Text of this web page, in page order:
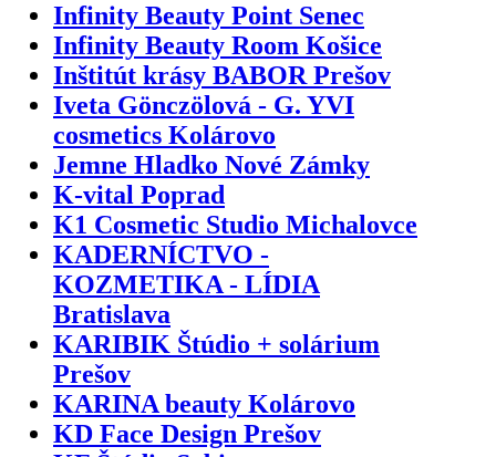
Infinity Beauty Point Senec
Infinity Beauty Room Košice
Inštitút krásy BABOR Prešov
Iveta Gönczölová - G. YVI
cosmetics Kolárovo
Jemne Hladko Nové Zámky
K-vital Poprad
K1 Cosmetic Studio Michalovce
KADERNÍCTVO -
KOZMETIKA - LÍDIA
Bratislava
KARIBIK Štúdio + solárium
Prešov
KARINA beauty Kolárovo
KD Face Design Prešov